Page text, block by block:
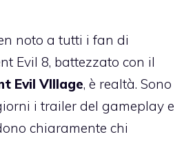
noto a tutti i fan di
Evil 8, battezzato con il
Evil VIllage, è realtà. Sono
i trailer del gameplay e
chiaramente chi